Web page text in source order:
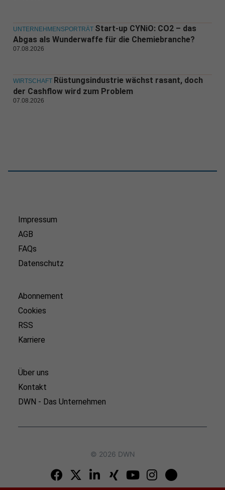
UNTERNEHMENSPORTRÄT Start-up CYNiO: CO2 – das
Abgas als Wunderwaffe für die Chemiebranche?
07.08.2026
WIRTSCHAFT Rüstungsindustrie wächst rasant, doch
der Cashflow wird zum Problem
07.08.2026
Impressum
AGB
FAQs
Datenschutz
Abonnement
Cookies
RSS
Karriere
Über uns
Kontakt
DWN - Das Unternehmen
© 2026 DWN